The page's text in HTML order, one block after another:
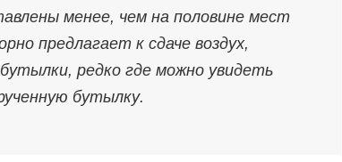
менее, чем на половинe мест
предлагает к сдаче воздух,
редко где можно увидеть
бутылку.